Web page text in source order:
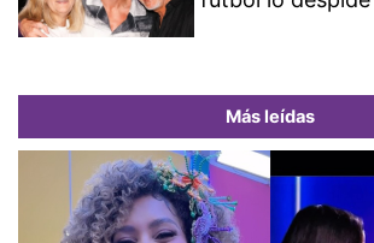
Más leídas